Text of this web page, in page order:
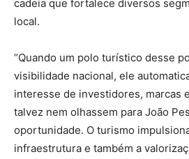
cadeia que fortalece diversos
local.
“Quando um polo turístico desse
visibilidade nacional, ele
interesse de investidores, marcas
talvez nem olhassem para João
oportunidade. O turismo
infraestrutura e também a